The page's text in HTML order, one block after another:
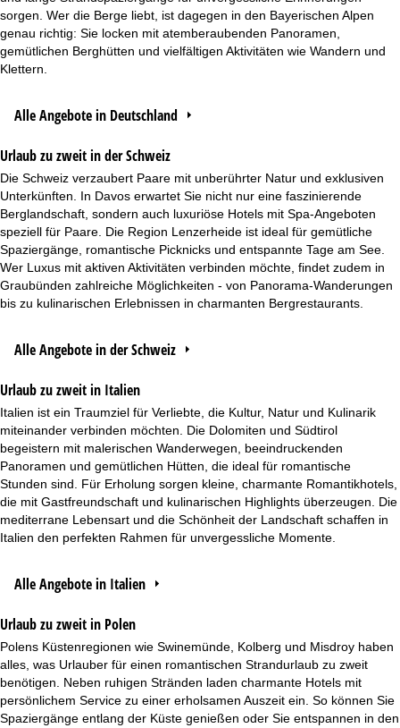
sorgen. Wer die Berge liebt, ist dagegen in den Bayerischen Alpen
genau richtig: Sie locken mit atemberaubenden Panoramen,
gemütlichen Berghütten und vielfältigen Aktivitäten wie Wandern und
Klettern.
Alle Angebote in Deutschland
Urlaub zu zweit in der Schweiz
Die Schweiz verzaubert Paare mit unberührter Natur und exklusiven
Unterkünften. In Davos erwartet Sie nicht nur eine faszinierende
Berglandschaft, sondern auch luxuriöse Hotels mit Spa-Angeboten
speziell für Paare. Die Region Lenzerheide ist ideal für gemütliche
Spaziergänge, romantische Picknicks und entspannte Tage am See.
Wer Luxus mit aktiven Aktivitäten verbinden möchte, findet zudem in
Graubünden zahlreiche Möglichkeiten - von Panorama-Wanderungen
bis zu kulinarischen Erlebnissen in charmanten Bergrestaurants.
Alle Angebote in der Schweiz
Urlaub zu zweit in Italien
Italien ist ein Traumziel für Verliebte, die Kultur, Natur und Kulinarik
miteinander verbinden möchten. Die Dolomiten und Südtirol
begeistern mit malerischen Wanderwegen, beeindruckenden
Panoramen und gemütlichen Hütten, die ideal für romantische
Stunden sind. Für Erholung sorgen kleine, charmante Romantikhotels,
die mit Gastfreundschaft und kulinarischen Highlights überzeugen. Die
mediterrane Lebensart und die Schönheit der Landschaft schaffen in
Italien den perfekten Rahmen für unvergessliche Momente.
Alle Angebote in Italien
Urlaub zu zweit in Polen
Polens Küstenregionen wie Swinemünde, Kolberg und Misdroy haben
alles, was Urlauber für einen romantischen Strandurlaub zu zweit
benötigen. Neben ruhigen Stränden laden charmante Hotels mit
persönlichem Service zu einer erholsamen Auszeit ein. So können Sie
Spaziergänge entlang der Küste genießen oder Sie entspannen in den